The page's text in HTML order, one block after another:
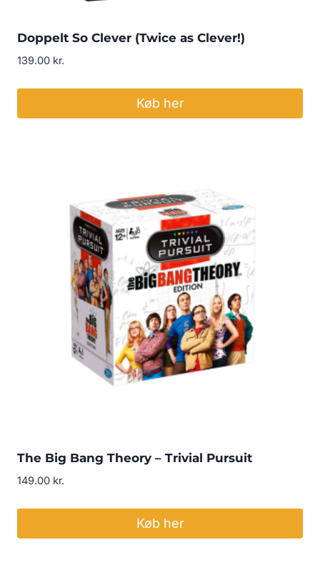
Doppelt So Clever (Twice as Clever!)
139.00 kr.
Køb her
The Big Bang Theory – Trivial Pursuit
149.00 kr.
Køb her